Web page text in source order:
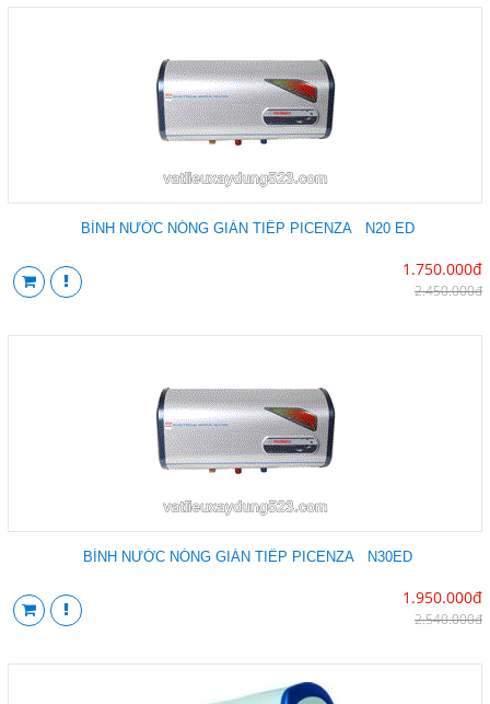
BÌNH NƯỚC NÓNG GIÁN TIẾP PICENZA N20 ED
1.750.000đ
2.450.000đ
BÌNH NƯỚC NÓNG GIÁN TIẾP PICENZA N30ED
1.950.000đ
2.540.000đ